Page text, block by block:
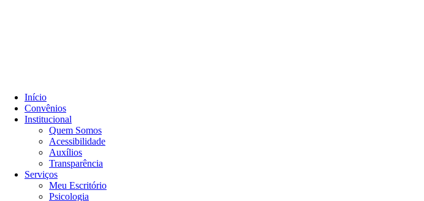
Início
Convênios
Institucional
Quem Somos
Acessibilidade
Auxílios
Transparência
Serviços
Meu Escritório
Psicologia